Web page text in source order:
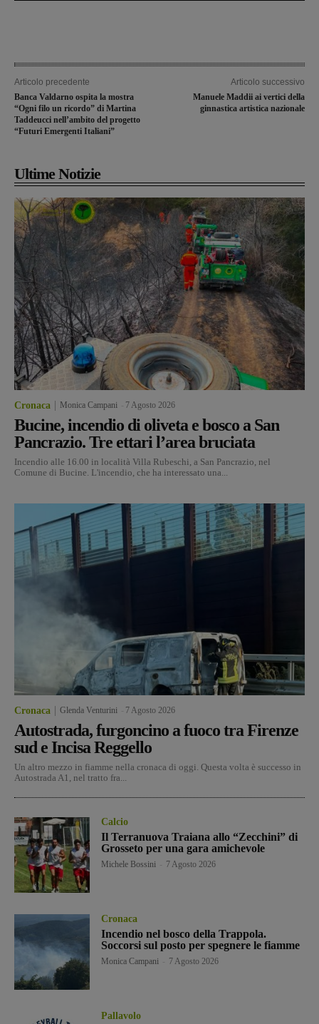
Articolo precedente
Banca Valdarno ospita la mostra
“Ogni filo un ricordo” di Martina
Taddeucci nell’ambito del progetto
“Futuri Emergenti Italiani”
Articolo successivo
Manuele Maddii ai vertici della
ginnastica artistica nazionale
Ultime Notizie
Cronaca Monica Campani 7 Agosto 2026
Bucine, incendio di oliveta e bosco a San
Pancrazio. Tre ettari l’area bruciata
Incendio alle 16.00 in località Villa Rubeschi, a San Pancrazio, nel
Comune di Bucine. L'incendio, che ha interessato una...
Cronaca Glenda Venturini 7 Agosto 2026
Autostrada, furgoncino a fuoco tra Firenze
sud e Incisa Reggello
Un altro mezzo in fiamme nella cronaca di oggi. Questa volta è successo in
Autostrada A1, nel tratto fra...
Calcio
Il Terranuova Traiana allo “Zecchini” di
Grosseto per una gara amichevole
Michele Bossini 7 Agosto 2026
Cronaca
Incendio nel bosco della Trappola.
Soccorsi sul posto per spegnere le fiamme
Monica Campani 7 Agosto 2026
Pallavolo